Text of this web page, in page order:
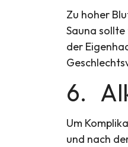
Zu hoher
Sauna
der
6.
Um
und nach